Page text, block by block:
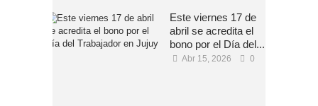
Este viernes 17 de
abril se acredita el
bono por el Día del...
Abr 15, 2026 0